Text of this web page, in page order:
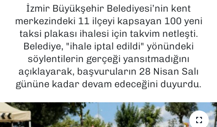
İzmir Büyükşehir Belediyesi’nin kent
merkezindeki 11 ilçeyi kapsayan 100 yeni
taksi plakası ihalesi için takvim netleşti.
Belediye, "ihale iptal edildi" yönündeki
söylentilerin gerçeği yansıtmadığını
açıklayarak, başvuruların 28 Nisan Salı
gününe kadar devam edeceğini duyurdu.
MAGAZİN
POLİTİKA
SAĞLIK
SPOR
TEKNOLOJİ
Haber Arşivi